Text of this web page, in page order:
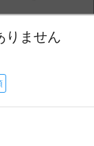
りません